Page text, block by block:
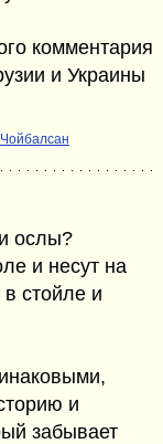
комментария
и Украины
Чойбалсан
ослы?
и несут на
стойле и
и
забывает